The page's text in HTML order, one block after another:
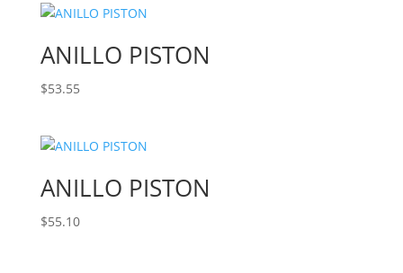
ANILLO PISTON
$53.55
ANILLO PISTON
$55.10